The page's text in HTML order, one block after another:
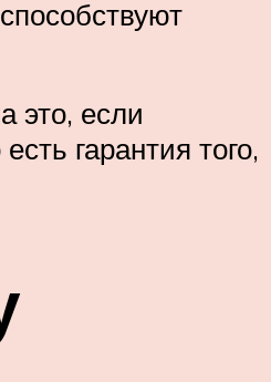
это, если
гарантия того,